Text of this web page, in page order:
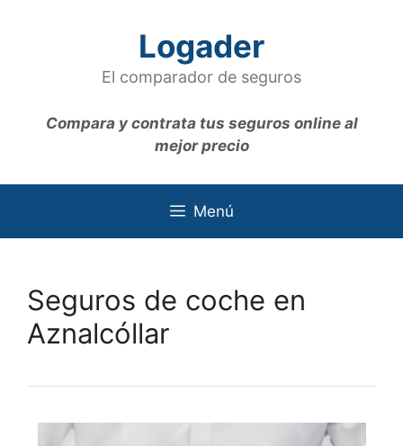
Logader
El comparador de seguros
Compara y contrata tus seguros online al
mejor precio
Menú
Seguros de coche en
Aznalcóllar